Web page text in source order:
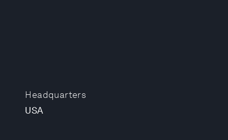
Headquarters
USA